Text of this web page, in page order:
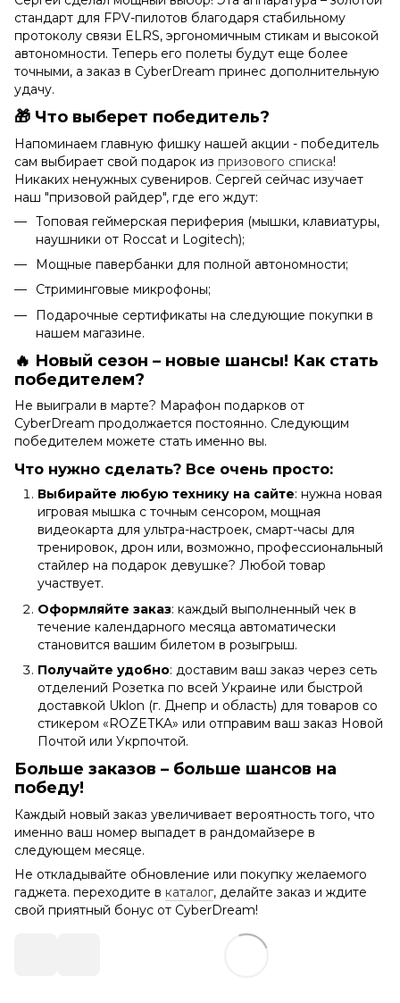
стандарт для FPV-пилотов благодаря стабильному
протоколу связи ELRS, эргономичным стикам и высокой
автономности. Теперь его полеты будут еще более
точными, а заказ в CyberDream принес дополнительную
удачу.
🎁 Что выберет победитель?
Напоминаем главную фишку нашей акции - победитель
сам выбирает свой подарок из призового списка!
Никаких ненужных сувениров. Сергей сейчас изучает
наш "призовой райдер", где его ждут:
Топовая геймерская периферия (мышки, клавиатуры,
наушники от Roccat и Logitech);
Мощные павербанки для полной автономности;
Стриминговые микрофоны;
Подарочные сертификаты на следующие покупки в
нашем магазине.
🔥 Новый сезон – новые шансы! Как стать
победителем?
Не выиграли в марте? Марафон подарков от
CyberDream продолжается постоянно. Следующим
победителем можете стать именно вы.
Что нужно сделать? Все очень просто:
Выбирайте любую технику на сайте: нужна новая
игровая мышка с точным сенсором, мощная
видеокарта для ультра-настроек, смарт-часы для
тренировок, дрон или, возможно, профессиональный
стайлер на подарок девушке? Любой товар
участвует.
Оформляйте заказ: каждый выполненный чек в
течение календарного месяца автоматически
становится вашим билетом в розыгрыш.
Получайте удобно: доставим ваш заказ через сеть
отделений Розетка по всей Украине или быстрой
доставкой Uklon (г. Днепр и область) для товаров со
стикером «ROZETKA» или отправим ваш заказ Новой
Почтой или Укрпочтой.
Больше заказов – больше шансов на
победу!
Каждый новый заказ увеличивает вероятность того, что
именно ваш номер выпадет в рандомайзере в
следующем месяце.
Не откладывайте обновление или покупку желаемого
гаджета. переходите в каталог, делайте заказ и ждите
свой приятный бонус от CyberDream!